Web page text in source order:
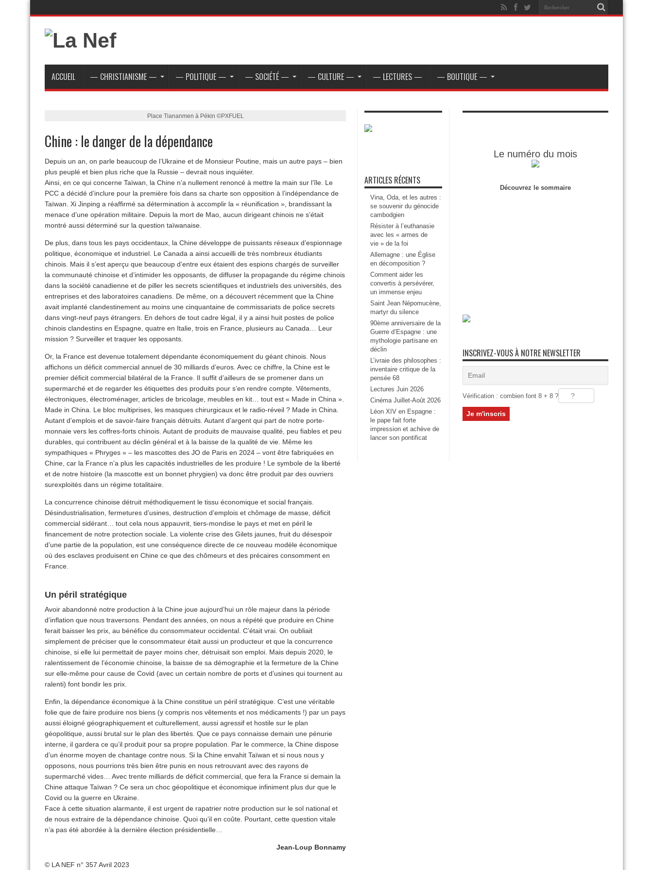
ACCUEIL — CHRISTIANISME — — POLITIQUE — — SOCIÉTÉ — — CULTURE — — LECTURES — — BOUTIQUE —
Place Tiananmen à Pékin ©PXFUEL
Chine : le danger de la dépendance
Depuis un an, on parle beaucoup de l’Ukraine et de Monsieur Poutine, mais un autre pays – bien
plus peuplé et bien plus riche que la Russie – devrait nous inquiéter.
Ainsi, en ce qui concerne Taïwan, la Chine n’a nullement renoncé à mettre la main sur l’île. Le
PCC a décidé d’inclure pour la première fois dans sa charte son opposition à l’indépendance de
Taïwan. Xi Jinping a réaffirmé sa détermination à accomplir la « réunification », brandissant la
menace d’une opération militaire. Depuis la mort de Mao, aucun dirigeant chinois ne s’était
montré aussi déterminé sur la question taïwanaise.
De plus, dans tous les pays occidentaux, la Chine développe de puissants réseaux d’espionnage
politique, économique et industriel. Le Canada a ainsi accueilli de très nombreux étudiants
chinois. Mais il s’est aperçu que beaucoup d’entre eux étaient des espions chargés de surveiller
la communauté chinoise et d’intimider les opposants, de diffuser la propagande du régime chinois
dans la société canadienne et de piller les secrets scientifiques et industriels des universités, des
entreprises et des laboratoires canadiens. De même, on a découvert récemment que la Chine
avait implanté clandestinement au moins une cinquantaine de commissariats de police secrets
dans vingt-neuf pays étrangers. En dehors de tout cadre légal, il y a ainsi huit postes de police
chinois clandestins en Espagne, quatre en Italie, trois en France, plusieurs au Canada… Leur
mission ? Surveiller et traquer les opposants.
Or, la France est devenue totalement dépendante économiquement du géant chinois. Nous
affichons un déficit commercial annuel de 30 milliards d’euros. Avec ce chiffre, la Chine est le
premier déficit commercial bilatéral de la France. Il suffit d’ailleurs de se promener dans un
supermarché et de regarder les étiquettes des produits pour s’en rendre compte. Vêtements,
électroniques, électroménager, articles de bricolage, meubles en kit… tout est « Made in China ».
Made in China. Le bloc multiprises, les masques chirurgicaux et le radio-réveil ? Made in China.
Autant d’emplois et de savoir-faire français détruits. Autant d’argent qui part de notre porte-
monnaie vers les coffres-forts chinois. Autant de produits de mauvaise qualité, peu fiables et peu
durables, qui contribuent au déclin général et à la baisse de la qualité de vie. Même les
sympathiques « Phryges » – les mascottes des JO de Paris en 2024 – vont être fabriquées en
Chine, car la France n’a plus les capacités industrielles de les produire ! Le symbole de la liberté
et de notre histoire (la mascotte est un bonnet phrygien) va donc être produit par des ouvriers
surexploités dans un régime totalitaire.
La concurrence chinoise détruit méthodiquement le tissu économique et social français.
Désindustrialisation, fermetures d’usines, destruction d’emplois et chômage de masse, déficit
commercial sidérant… tout cela nous appauvrit, tiers-mondise le pays et met en péril le
financement de notre protection sociale. La violente crise des Gilets jaunes, fruit du désespoir
d’une partie de la population, est une conséquence directe de ce nouveau modèle économique
où des esclaves produisent en Chine ce que des chômeurs et des précaires consomment en
France.
Un péril stratégique
Avoir abandonné notre production à la Chine joue aujourd’hui un rôle majeur dans la période
d’inflation que nous traversons. Pendant des années, on nous a répété que produire en Chine
ferait baisser les prix, au bénéfice du consommateur occidental. C’était vrai. On oubliait
simplement de préciser que le consommateur était aussi un producteur et que la concurrence
chinoise, si elle lui permettait de payer moins cher, détruisait son emploi. Mais depuis 2020, le
ralentissement de l’économie chinoise, la baisse de sa démographie et la fermeture de la Chine
sur elle-même pour cause de Covid (avec un certain nombre de ports et d’usines qui tournent au
ralenti) font bondir les prix.
Enfin, la dépendance économique à la Chine constitue un péril stratégique. C’est une véritable
folie que de faire produire nos biens (y compris nos vêtements et nos médicaments !) par un pays
aussi éloigné géographiquement et culturellement, aussi agressif et hostile sur le plan
géopolitique, aussi brutal sur le plan des libertés. Que ce pays connaisse demain une pénurie
interne, il gardera ce qu’il produit pour sa propre population. Par le commerce, la Chine dispose
d’un énorme moyen de chantage contre nous. Si la Chine envahit Taïwan et si nous nous y
opposons, nous pourrions très bien être punis en nous retrouvant avec des rayons de
supermarché vides… Avec trente milliards de déficit commercial, que fera la France si demain la
Chine attaque Taïwan ? Ce sera un choc géopolitique et économique infiniment plus dur que le
Covid ou la guerre en Ukraine.
Face à cette situation alarmante, il est urgent de rapatrier notre production sur le sol national et
de nous extraire de la dépendance chinoise. Quoi qu’il en coûte. Pourtant, cette question vitale
n’a pas été abordée à la dernière élection présidentielle…
Jean-Loup Bonnamy
© LA NEF n° 357 Avril 2023
ARTICLES RÉCENTS
Vina, Oda, et les autres :
se souvenir du génocide
cambodgien
Résister à l’euthanasie
avec les « armes de
vie » de la foi
Allemagne : une Église
en décomposition ?
Comment aider les
convertis à persévérer,
un immense enjeu
Saint Jean Népomucène,
martyr du silence
90ème anniversaire de la
Guerre d’Espagne : une
mythologie partisane en
déclin
L’ivraie des philosophes :
inventaire critique de la
pensée 68
Lectures Juin 2026
Cinéma Juillet-Août 2026
Léon XIV en Espagne :
le pape fait forte
impression et achève de
lancer son pontificat
Le numéro du mois
Découvrez le sommaire
INSCRIVEZ-VOUS À NOTRE NEWSLETTER
Vérification : combien font 8 + 8 ?